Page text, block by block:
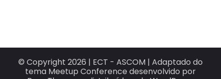
© Copyright 2026 | ECT - ASCOM | Adaptado do
tema Meetup Conference desenvolvido por